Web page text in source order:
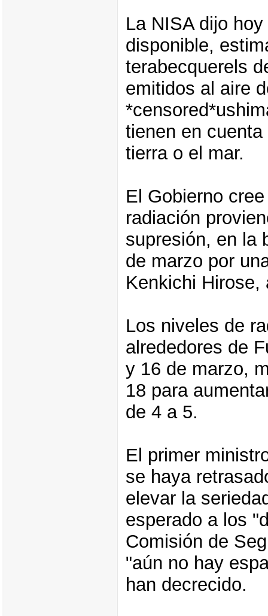
La NISA dijo
disponible,
terabecquerels
emitidos al aire
tienen en
tierra o el mar.
El Gobierno
radiación
supresión, en la
de marzo por
Kenkichi
Los niveles de
alrededores de
y 16 de marzo,
18 para
de 4 a 5.
El primer
se haya
elevar la
esperado a los
Comisión de
"aún no hay
han decrecido.